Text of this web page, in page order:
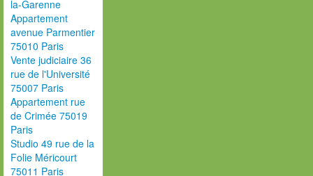
la-Garenne
Appartement
avenue Parmentier
75010 Paris
Vente judiciaire 36
rue de l'Université
75007 Paris
Appartement rue
de Crimée 75019
Paris
Studio 49 rue de la
Folie Méricourt
75011 Paris